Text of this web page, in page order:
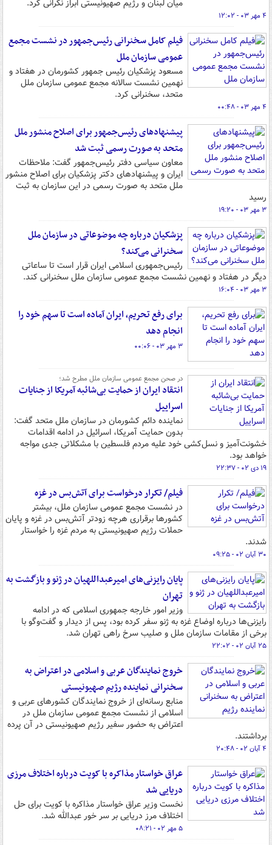
میان لبنان و رژیم صهیونیستی ابراز نگرانی کرد.
۴ مهر ۰۳ - ۱۲:۰۲
فیلم کامل سخنرانی رئیس‌جمهور در نشست مجمع
عمومی سازمان ملل
مسعود پزشکیان رئیس جمهور کشورمان در هفتاد و
نهمین نشست سالانه مجمع عمومی سازمان ملل
متحد، سخنرانی کرد.
۴ مهر ۰۳ - ۰۰:۴۸
پیشنهادهای رئیس‌جمهور برای اصلاح منشور ملل
متحد به صورت رسمی ثبت شد
معاون سیاسی دفتر رئیس‌جمهور گفت: ملاحظات
ایران و پیشنهادهای دکتر پزشکیان برای اصلاح منشور
ملل متحد به صورت رسمی در این سازمان به ثبت
رسید
۳ مهر ۰۳ - ۱۹:۲۰
پزشکیان درباره چه موضوعاتی در سازمان ملل
سخنرانی می‌کند؟
رئیس‌جمهوری اسلامی ایران قرار است تا ساعاتی
دیگر در هفتاد و نهمین نشست مجمع عمومی سازمان ملل سخنرانی کند.
۳ مهر ۰۳ - ۱۶:۰۴
برای رفع تحریم، ایران آماده است تا سهم خود را
انجام دهد
۳ مهر ۰۳ - ۰۰:۰۶
در صحن مجمع عمومی سازمان ملل مطرح شد؛
انتقاد ایران از حمایت بی‌شائبه آمریکا از جنایات
اسراییل
نماینده دائم کشورمان در سازمان ملل متحد گفت:
بدون حمایت آمریکا، اسرائیل در ادامه اقدامات
خشونت‌آمیز و نسل‌کشی خود علیه مردم فلسطین با مشکلاتی جدی مواجه
خواهد بود.
۱۹ دی ۰۲ - ۲۲:۳۷
فیلم/ تکرار درخواست برای آتش‌بس در غزه
در نشست مجمع عمومی سازمان ملل، بیشتر
کشورها برقراری هرچه زودتر آتش‌بس در غزه و پایان
حملات رژیم صهیونیستی به مردم غزه را خواستار
شدند.
۳۰ آبان ۰۲ - ۰۹:۲۵
پایان رایزنی‌های امیرعبداللهیان در ژنو و بازگشت به
تهران
وزیر امور خارجه جمهوری اسلامی که در ادامه
رایزنی‌ها درباره اوضاع غزه به ژنو سفر کرده بود، پس از دیدار و گفت‌وگو با
برخی از مقامات سازمان ملل و صلیب سرخ راهی تهران شد.
۲۵ آبان ۰۲ - ۲۲:۰۲
خروج نمایندگان عربی و اسلامی در اعتراض به
سخنرانی نماینده رژیم صهیونیستی
منابع رسانه‌ای از خروج نمایندگان کشورهای عربی و
اسلامی از نشست مجمع عمومی سازمان ملل در
اعتراض به حضور سفیر رژیم صهیونیستی در آن پرده
برداشتند.
۴ آبان ۰۲ - ۲۰:۴۸
عراق خواستار مذاکره با کویت درباره اختلاف مرزی
دریایی شد
نخست وزیر عراق خواستار مذاکره با کویت برای حل
اختلاف مرز دریایی بر سر خور عبدالله شد.
۵ مهر ۰۲ - ۰۸:۲۱